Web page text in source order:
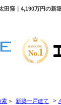
田窪｜4,190万円の
索 > 新築一戸建て >